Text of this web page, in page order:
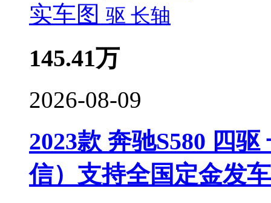
实车图
145.41万
2026-08-09
2023款 奔驰S580 四
信）支持全国定金发